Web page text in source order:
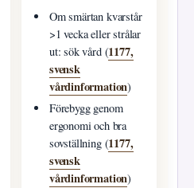
Om smärtan kvarstår
>1 vecka eller strålar
ut: sök vård (1177,
svensk
vårdinformation)
Förebygg genom
ergonomi och bra
sovställning (1177,
svensk
vårdinformation)